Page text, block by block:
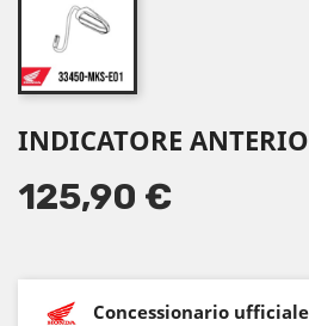
INDICATORE
125,90 €
Concessionario